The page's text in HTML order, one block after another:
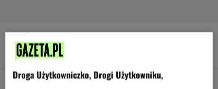
Bramkarz wybija dla drużyny Espanyol
Droga Użytkowniczko, Drogi Użytkowniku,